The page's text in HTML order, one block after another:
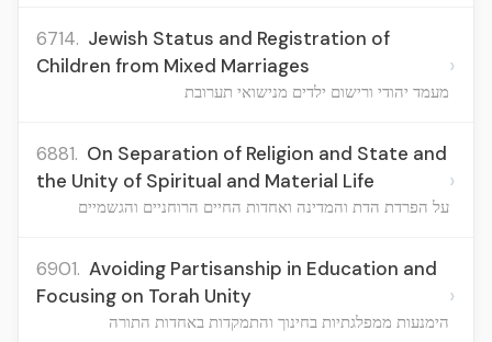
6714. Jewish Status and Registration of
Children from Mixed Marriages
מעמד יהודי ורישום ילדים מנישואי תערובת
›
6881. On Separation of Religion and State and
the Unity of Spiritual and Material Life
על הפרדת הדת והמדינה ואחדות החיים הרוחניים והגשמיים
›
6901. Avoiding Partisanship in Education and
Focusing on Torah Unity
הימנעות ממפלגתיות בחינוך והתמקדות באחדות התורה
›